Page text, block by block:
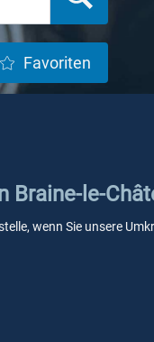
Favoriten
Braine-le-
wenn Sie unsere